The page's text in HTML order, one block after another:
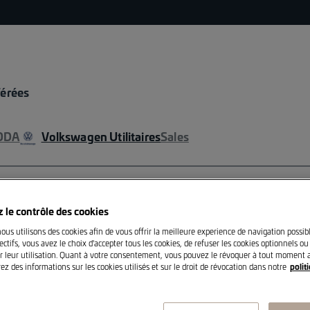
Volkswagen UtilitairesSales
Boîte pliante
le contrôle des cookies
utilisons des cookies afin de vous offrir la meilleure experience de navigation
vous avez le choix d'accepter tous les cookies, de refuser les cookies optionnels ou
leur utilisation. Quant à votre consentement, vous pouvez le révoquer à tout moment
des informations sur les cookies utilisés et sur le droit de révocation dans notre